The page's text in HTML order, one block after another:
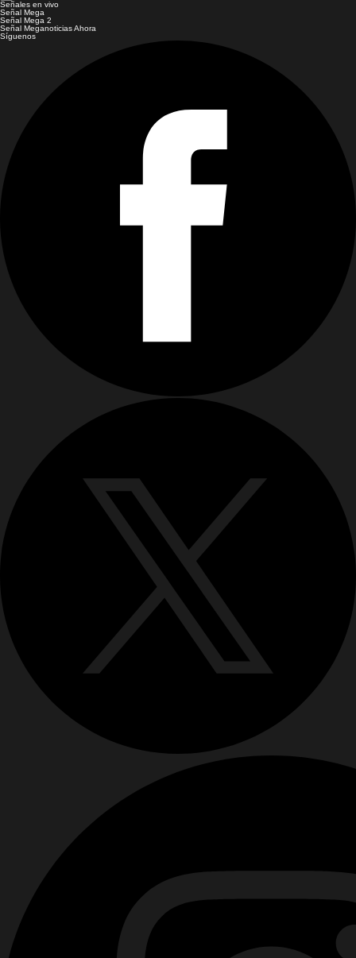
Señales en vivo
Señal Mega
Señal Mega 2
Señal Meganoticias Ahora
Síguenos